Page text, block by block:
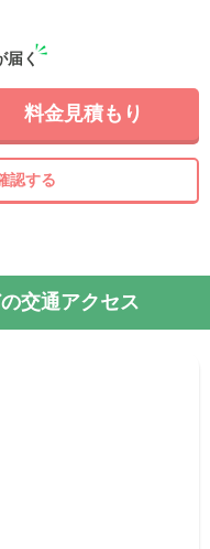
届く
料金見積もり
認する
交通アクセス